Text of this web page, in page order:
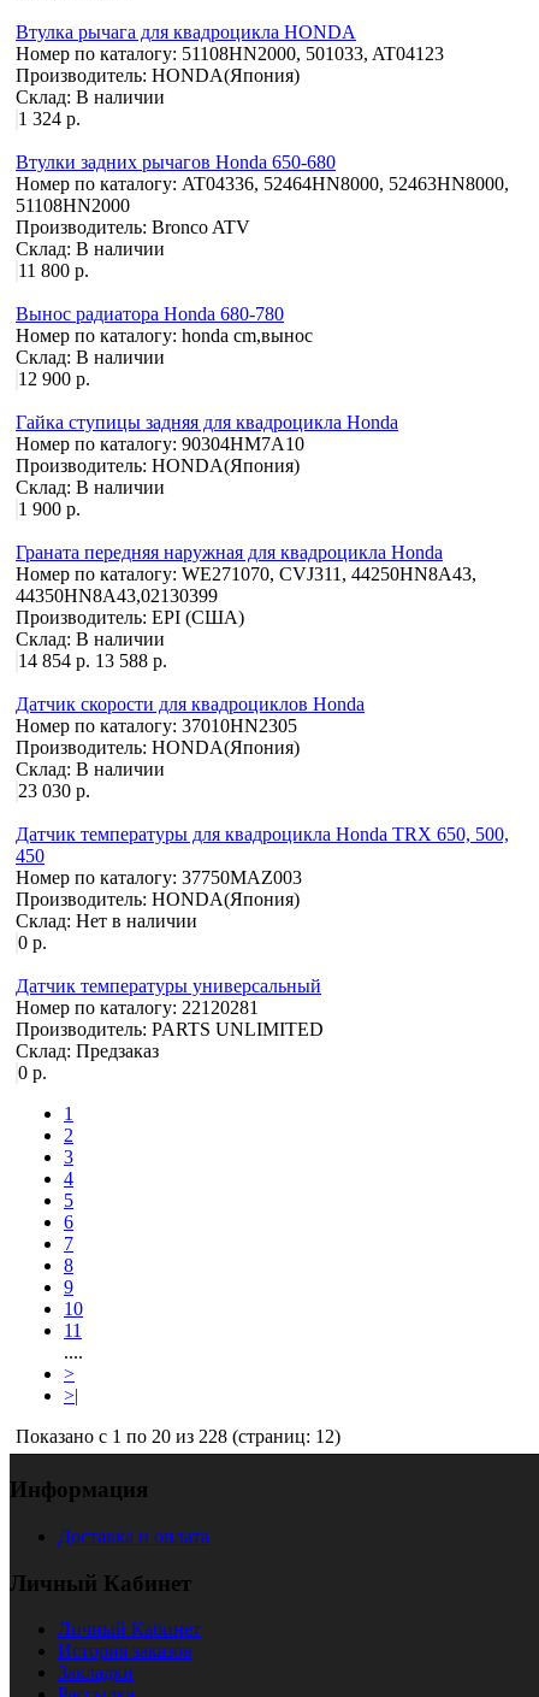
Втулка рычага для квадроцикла HONDA
Номер по каталогу: 51108HN2000, 501033, AT04123
Производитель: HONDA(Япония)
Склад: В наличии
1 324 р.
Втулки задних рычагов Honda 650-680
Номер по каталогу: AT04336, 52464HN8000, 52463HN8000,
51108HN2000
Производитель: Bronco ATV
Склад: В наличии
11 800 р.
Вынос радиатора Honda 680-780
Номер по каталогу: honda cm,вынос
Склад: В наличии
12 900 р.
Гайка ступицы задняя для квадроцикла Honda
Номер по каталогу: 90304HM7A10
Производитель: HONDA(Япония)
Склад: В наличии
1 900 р.
Граната передняя наружная для квадроцикла Honda
Номер по каталогу: WE271070, CVJ311, 44250HN8A43,
44350HN8A43,02130399
Производитель: EPI (США)
Склад: В наличии
14 854 р. 13 588 р.
Датчик скорости для квадроциклов Honda
Номер по каталогу: 37010HN2305
Производитель: HONDA(Япония)
Склад: В наличии
23 030 р.
Датчик температуры для квадроцикла Honda TRX 650, 500,
450
Номер по каталогу: 37750MAZ003
Производитель: HONDA(Япония)
Склад: Нет в наличии
0 р.
Датчик температуры универсальный
Номер по каталогу: 22120281
Производитель: PARTS UNLIMITED
Склад: Предзаказ
0 р.
1
2
3
4
5
6
7
8
9
10
11
....
>
>|
Показано с 1 по 20 из 228 (страниц: 12)
Информация
Доставка и оплата
Личный Кабинет
Личный Кабинет
История заказов
Закладки